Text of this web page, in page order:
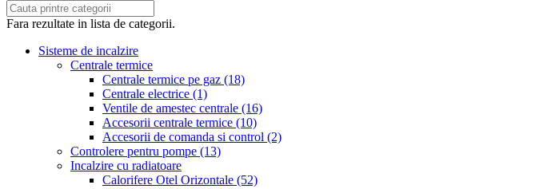
Fara rezultate in lista de categorii.
Sisteme de incalzire
Centrale termice
Centrale termice pe gaz (18)
Centrale electrice (1)
Ventile de amestec centrale (16)
Accesorii centrale termice (10)
Accesorii de comanda si control (2)
Controlere pentru pompe (13)
Incalzire cu radiatoare
Calorifere Otel Orizontale (52)